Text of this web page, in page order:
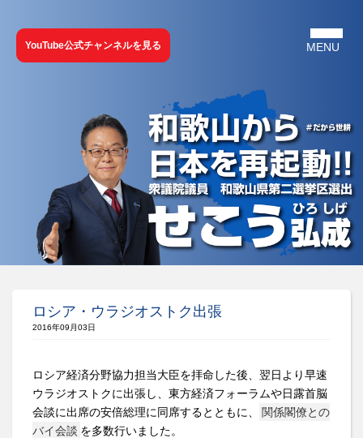
YouTube公式チャンネルを見る
ロシア・ウラジオストク出張
2016年09月03日
ロシア経済分野協力担当大臣を拝命した後、翌日より早速
ウラジオストクに出張し、東方経済フォーラムや日露首脳
会談に出席の安倍総理に同席するとともに、
関係閣僚との
バイ会談 を多数行いました。